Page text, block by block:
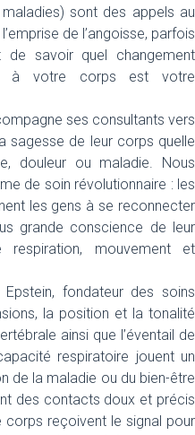
sont des appels au
de l’angoisse, parfois
savoir quel changement
à votre corps est votre
ses consultants vers
sagesse de leur corps quelle
douleur ou maladie. Nous
de soin révolutionnaire : les
les gens à se reconnecter
grande conscience de leur
respiration, mouvement et
fondateur des soins
la position et la tonalité
ainsi que l’éventail de
respiratoire jouent un
de la maladie ou du bien-être
des contacts doux et précis
corps reçoivent le signal pour